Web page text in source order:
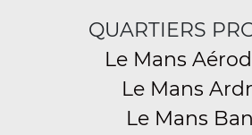
QUARTIERS
Le Mans
Le Mans
Le Mans